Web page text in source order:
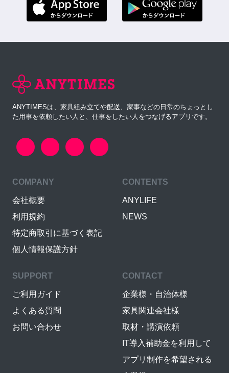
ANYTIMESは、家具組み立てや配送、家事などの日常のちょっとし
た用事を依頼したい人と、仕事をしたい人をつなげるアプリです。
COMPANY
会社概要
利用規約
特定商取引に基づく表記
個人情報保護方針
CONTENTS
ANYLIFE
NEWS
SUPPORT
ご利用ガイド
よくある質問
お問い合わせ
CONTACT
企業様・自治体様
家具関連会社様
取材・講演依頼
IT導入補助金を利用して
アプリ制作を希望される